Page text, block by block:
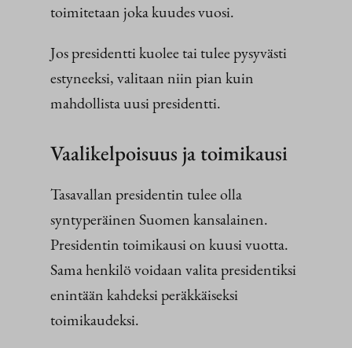
toimitetaan joka kuudes vuosi.
Jos presidentti kuolee tai tulee pysyvästi
estyneeksi, valitaan niin pian kuin
mahdollista uusi presidentti.
Vaalikelpoisuus ja toimikausi
Tasavallan presidentin tulee olla
syntyperäinen Suomen kansalainen.
Presidentin toimikausi on kuusi vuotta.
Sama henkilö voidaan valita presidentiksi
enintään kahdeksi peräkkäiseksi
toimikaudeksi.